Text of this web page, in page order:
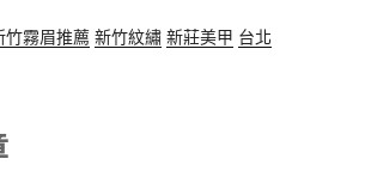
竹霧眉推薦 新竹紋繡 新莊美甲 台北